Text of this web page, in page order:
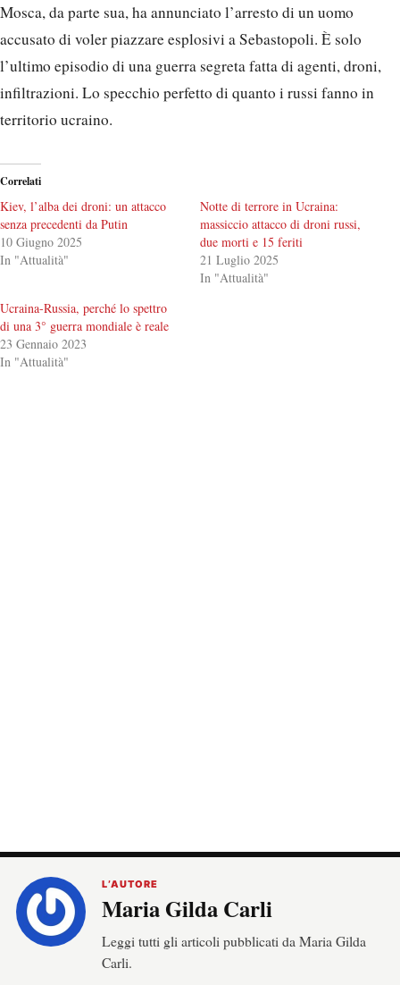
Mosca, da parte sua, ha annunciato l’arresto di un uomo
accusato di voler piazzare esplosivi a Sebastopoli. È solo
l’ultimo episodio di una guerra segreta fatta di agenti, droni,
infiltrazioni. Lo specchio perfetto di quanto i russi fanno in
territorio ucraino.
Correlati
Kiev, l’alba dei droni: un attacco
senza precedenti da Putin
10 Giugno 2025
In "Attualità"
Notte di terrore in Ucraina:
massiccio attacco di droni russi,
due morti e 15 feriti
21 Luglio 2025
In "Attualità"
Ucraina-Russia, perché lo spettro
di una 3° guerra mondiale è reale
23 Gennaio 2023
In "Attualità"
L’AUTORE
Maria Gilda Carli
Leggi tutti gli articoli pubblicati da Maria Gilda
Carli.